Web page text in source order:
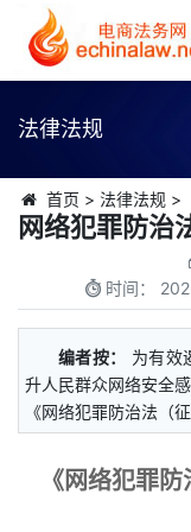
法律法规
首页 > 法律法规 >
网络犯罪防治
时间：
编者按：
为有效
升人民群众网络安全
《网络犯罪防治法（
《网络犯罪